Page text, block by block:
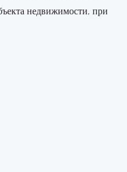
недвижимости, при